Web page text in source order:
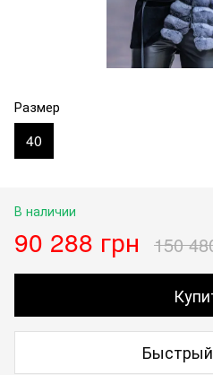
Размер
40
В наличии
90 288 грн 150
Быстрый